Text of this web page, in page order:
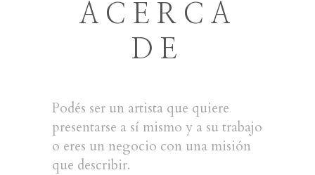
ACERCA
DE
Podés ser un artista que quiere
presentarse a sí mismo y a su trabajo
o eres un negocio con una misión
que describir.